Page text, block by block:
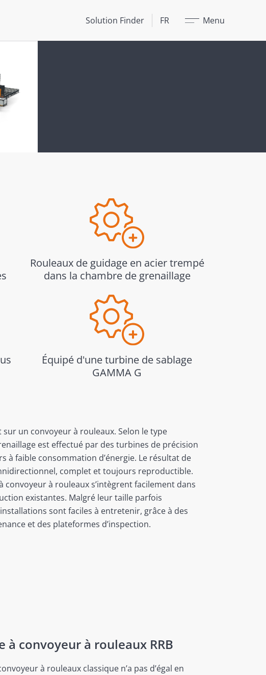
Solution Finder FR Menu
Rouleaux de guidage en acier trempé
dans la chambre de grenaillage
Équipé d'une turbine de sablage
GAMMA G
sur un convoyeur à rouleaux. Selon le type
est effectué par des turbines de précision
à faible consommation d’énergie. Le résultat de
complet et toujours reproductible.
convoyeur à rouleaux s’intègrent facilement dans
existantes. Malgré leur taille parfois
sont faciles à entretenir, grâce à des
et des plateformes d’inspection.
à convoyeur à rouleaux RRB
à rouleaux classique n’a pas d’égal en